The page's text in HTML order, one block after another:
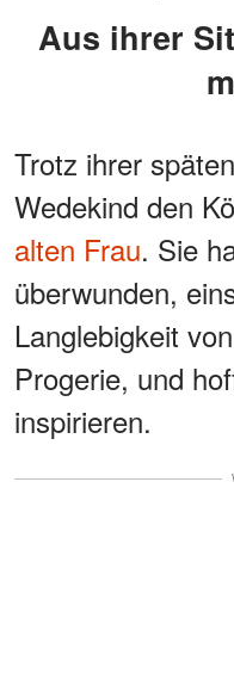
Aus ihrer Situation das Beste
Trotz ihrer
Wedekind den
alten Frau. Sie
überwunden,
Langlebigkeit
Progerie, und
inspirieren.